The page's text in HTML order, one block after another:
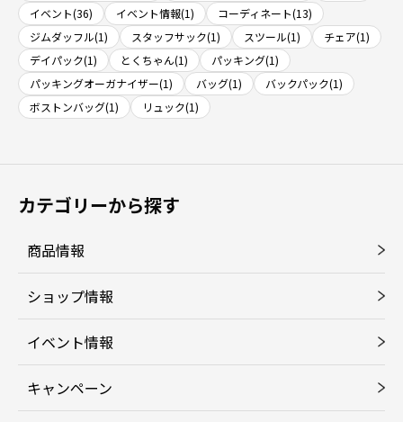
イベント(36)
イベント情報(1)
コーディネート(13)
ジムダッフル(1)
スタッフサック(1) スツール(1)
チェア(1)
デイパック(1)
とくちゃん(1)
パッキング(1)
パッキングオーガナイザー(1)
バッグ(1)
バックパック(1)
ボストンバッグ(1)
リュック(1)
カテゴリーから探す
商品情報
ショップ情報
イベント情報
キャンペーン